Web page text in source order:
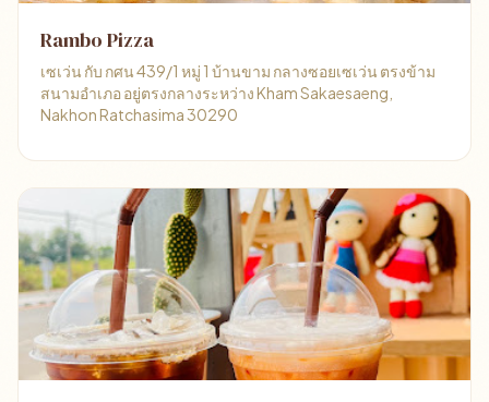
Rambo Pizza
เซเว่น กับ กศน 439/1 หมู่ 1 บ้านขาม กลางซอยเซเว่น ตรงข้าม
สนามอำเภอ อยู่ตรงกลางระหว่าง Kham Sakaesaeng,
Nakhon Ratchasima 30290